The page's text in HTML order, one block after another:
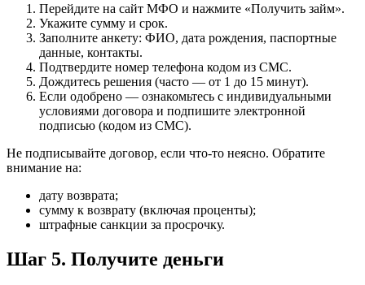
Перейдите на сайт МФО и нажмите «Получить займ».
Укажите сумму и срок.
Заполните анкету: ФИО, дата рождения, паспортные
данные, контакты.
Подтвердите номер телефона кодом из СМС.
Дождитесь решения (часто — от 1 до 15 минут).
Если одобрено — ознакомьтесь с индивидуальными
условиями договора и подпишите электронной
подписью (кодом из СМС).
Не подписывайте договор, если что-то неясно. Обратите
внимание на:
дату возврата;
сумму к возврату (включая проценты);
штрафные санкции за просрочку.
Шаг 5. Получите деньги